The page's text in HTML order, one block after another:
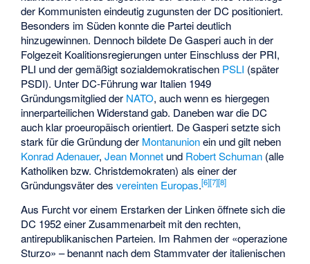
der Kommunisten eindeutig zugunsten der DC positioniert.
Besonders im Süden konnte die Partei deutlich
hinzugewinnen. Dennoch bildete De Gasperi auch in der
Folgezeit Koalitionsregierungen unter Einschluss der PRI,
PLI und der gemäßigt sozialdemokratischen PSLI (später
PSDI). Unter DC-Führung war Italien 1949
Gründungsmitglied der NATO, auch wenn es hiergegen
innerparteilichen Widerstand gab. Daneben war die DC
auch klar proeuropäisch orientiert. De Gasperi setzte sich
stark für die Gründung der Montanunionein und gilt neben
Konrad Adenauer,Jean Monnet und Robert Schuman (alle
Katholiken bzw. Christdemokraten) als einer der
Gründungsväter desvereinten Europas.[6][7][8]
Aus Furcht vor einem Erstarken der Linken öffnete sich die
DC 1952 einer Zusammenarbeit mit den rechten,
antirepublikanischen Parteien. Im Rahmen der «operazione
Sturzo» – benannt nach dem Stammvater der italienischen